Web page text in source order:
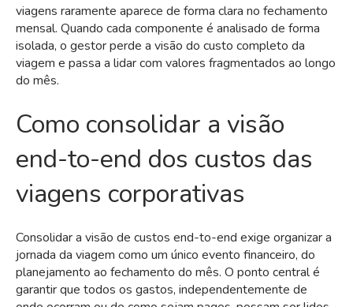
viagens raramente aparece de forma clara no fechamento
mensal. Quando cada componente é analisado de forma
isolada, o gestor perde a visão do custo completo da
viagem e passa a lidar com valores fragmentados ao longo
do mês.
Como consolidar a visão
end-to-end dos custos das
viagens corporativas
Consolidar a visão de custos end-to-end exige organizar a
jornada da viagem como um único evento financeiro, do
planejamento ao fechamento do mês. O ponto central é
garantir que todos os gastos, independentemente de